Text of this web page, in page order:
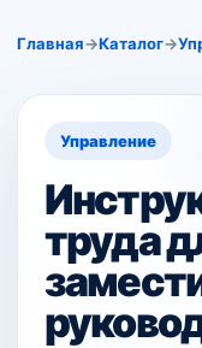
Главная→Каталог→
Управление
труда